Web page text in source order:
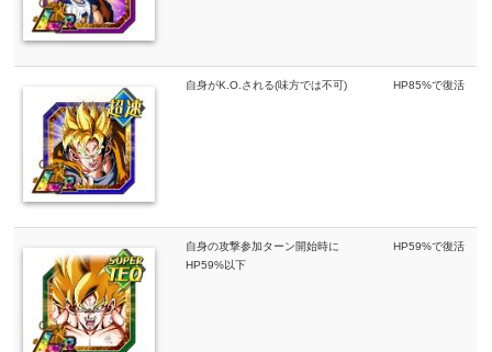
自身がK.O.される(味方では不可) HP85%で復活
自身の攻撃参加ターン開始時に
HP59%以下
HP59%で復活